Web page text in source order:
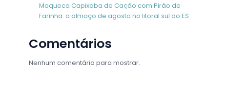
Moqueca Capixaba de Cação com Pirão de
Farinha: o almoço de agosto no litoral sul do ES
Comentários
Nenhum comentário para mostrar.